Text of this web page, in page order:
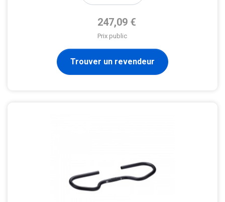
Prix de base
247,09 €
Prix public
Trouver un revendeur